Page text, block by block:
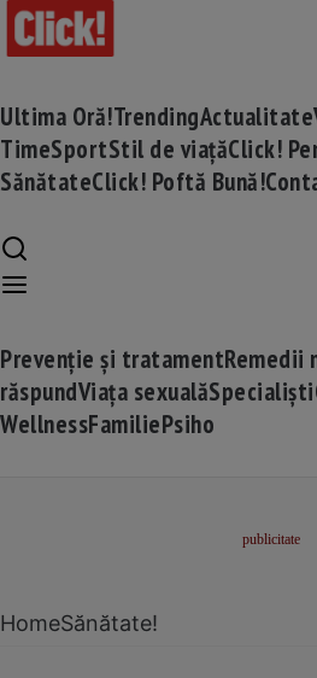
Ultima Oră!TrendingActualitate
TimeSportStil de viațăClick!
SănătateClick! Poftă Bună!
Prevenție și tratamentRemedii
răspundViața sexualăSpecialiști
WellnessFamiliePsiho
HomeSănătate!